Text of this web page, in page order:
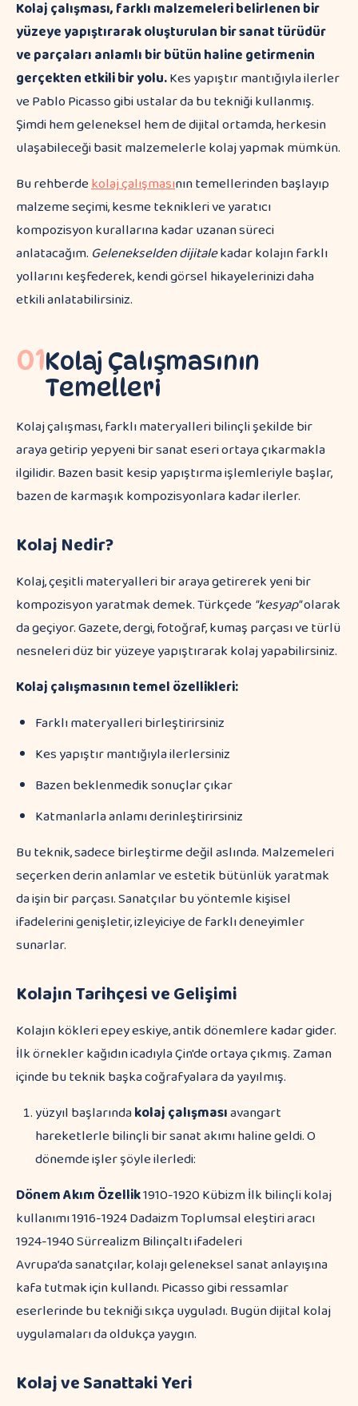
Kolaj çalışması, farklı malzemeleri belirlenen bir
yüzeye yapıştırarak oluşturulan bir sanat türüdür
ve parçaları anlamlı bir bütün haline getirmenin
gerçekten etkili bir yolu.Kes yapıştır mantığıyla ilerler
ve Pablo Picasso gibi ustalar da bu tekniği kullanmış.
Şimdi hem geleneksel hem de dijital ortamda, herkesin
ulaşabileceği basit malzemelerle kolaj yapmak mümkün.
Bu rehberdekolaj çalışmasının temellerinden başlayıp
malzeme seçimi, kesme teknikleri ve yaratıcı
kompozisyon kurallarına kadar uzanan süreci
anlatacağım. Gelenekselden dijitalekadar kolajın farklı
yollarını keşfederek, kendi görsel hikayelerinizi daha
etkili anlatabilirsiniz.
01Kolaj Çalışmasının
Temelleri
Kolaj çalışması, farklı materyalleri bilinçli şekilde bir
araya getirip yepyeni bir sanat eseri ortaya çıkarmakla
ilgilidir. Bazen basit kesip yapıştırma işlemleriyle başlar,
bazen de karmaşık kompozisyonlara kadar ilerler.
Kolaj Nedir?
Kolaj, çeşitli materyalleri bir araya getirerek yeni bir
kompozisyon yaratmak demek. Türkçede"kesyap"olarak
da geçiyor. Gazete, dergi, fotoğraf, kumaş parçası ve türlü
nesneleri düz bir yüzeye yapıştırarak kolaj yapabilirsiniz.
Kolaj çalışmasının temel özellikleri:
Farklı materyalleri birleştirirsiniz
Kes yapıştır mantığıyla ilerlersiniz
Bazen beklenmedik sonuçlar çıkar
Katmanlarla anlamı derinleştirirsiniz
Bu teknik, sadece birleştirme değil aslında. Malzemeleri
seçerken derin anlamlar ve estetik bütünlük yaratmak
da işin bir parçası. Sanatçılar bu yöntemle kişisel
ifadelerini genişletir, izleyiciye de farklı deneyimler
sunarlar.
Kolajın Tarihçesi ve Gelişimi
Kolajın kökleri epey eskiye, antik dönemlere kadar gider.
İlk örnekler kağıdın icadıyla Çin'de ortaya çıkmış. Zaman
içinde bu teknik başka coğrafyalara da yayılmış.
yüzyıl başlarındakolaj çalışmasıavangart
hareketlerle bilinçli bir sanat akımı haline geldi. O
dönemde işler şöyle ilerledi:
DönemAkımÖzellik1910-1920 Kübizm İlk bilinçli kolaj
kullanımı 1916-1924 Dadaizm Toplumsal eleştiri aracı
1924-1940 Sürrealizm Bilinçaltı ifadeleri
Avrupa’da sanatçılar, kolajı geleneksel sanat anlayışına
kafa tutmak için kullandı. Picasso gibi ressamlar
eserlerinde bu tekniği sıkça uyguladı. Bugün dijital kolaj
uygulamaları da oldukça yaygın.
Kolaj ve Sanattaki Yeri